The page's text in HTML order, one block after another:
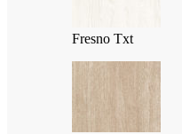
Fresno Txt